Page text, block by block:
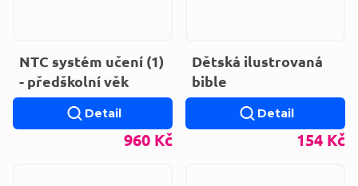
NTC systém učení (1)
- předškolní věk
960 Kč
Detail
Dětská ilustrovaná
bible
154 Kč
Detail